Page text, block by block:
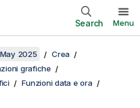
Search Menu
2025
Crea
grafiche
Funzioni data e ora